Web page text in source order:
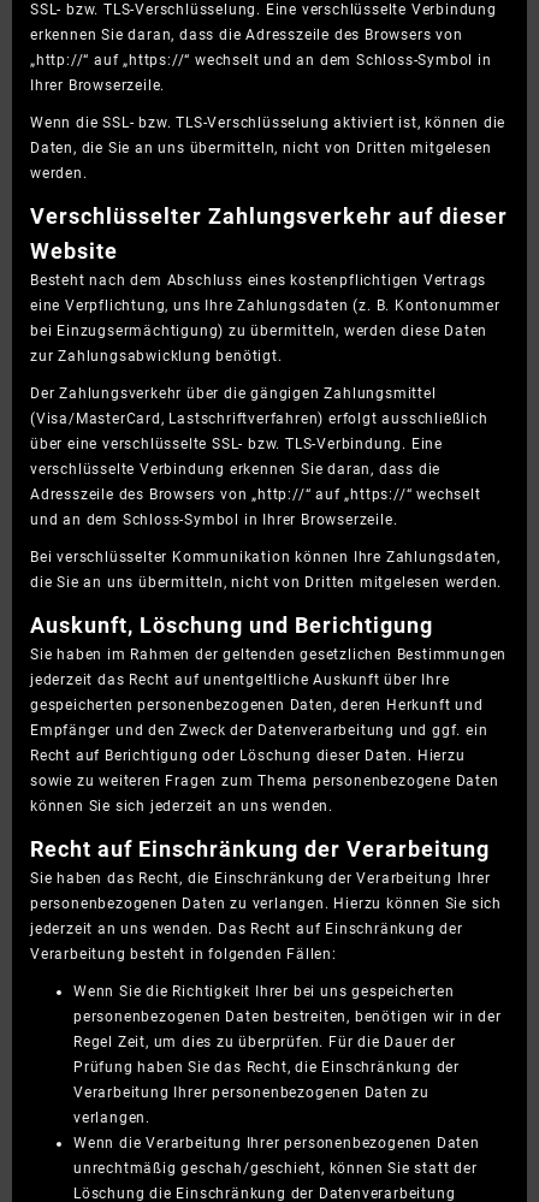
SSL- bzw. TLS-Verschlüsselung. Eine verschlüsselte Verbindung
erkennen Sie daran, dass die Adresszeile des Browsers von
„http://“ auf „https://“ wechselt und an dem Schloss-Symbol in
Ihrer Browserzeile.
Wenn die SSL- bzw. TLS-Verschlüsselung aktiviert ist, können die
Daten, die Sie an uns übermitteln, nicht von Dritten mitgelesen
werden.
Verschlüsselter Zahlungsverkehr auf dieser
Website
Besteht nach dem Abschluss eines kostenpflichtigen Vertrags
eine Verpflichtung, uns Ihre Zahlungsdaten (z. B. Kontonummer
bei Einzugsermächtigung) zu übermitteln, werden diese Daten
zur Zahlungsabwicklung benötigt.
Der Zahlungsverkehr über die gängigen Zahlungsmittel
(Visa/MasterCard, Lastschriftverfahren) erfolgt ausschließlich
über eine verschlüsselte SSL- bzw. TLS-Verbindung. Eine
verschlüsselte Verbindung erkennen Sie daran, dass die
Adresszeile des Browsers von „http://“ auf „https://“ wechselt
und an dem Schloss-Symbol in Ihrer Browserzeile.
Bei verschlüsselter Kommunikation können Ihre Zahlungsdaten,
die Sie an uns übermitteln, nicht von Dritten mitgelesen werden.
Auskunft, Löschung und Berichtigung
Sie haben im Rahmen der geltenden gesetzlichen Bestimmungen
jederzeit das Recht auf unentgeltliche Auskunft über Ihre
gespeicherten personenbezogenen Daten, deren Herkunft und
Empfänger und den Zweck der Datenverarbeitung und ggf. ein
Recht auf Berichtigung oder Löschung dieser Daten. Hierzu
sowie zu weiteren Fragen zum Thema personenbezogene Daten
können Sie sich jederzeit an uns wenden.
Recht auf Einschränkung der Verarbeitung
Sie haben das Recht, die Einschränkung der Verarbeitung Ihrer
personenbezogenen Daten zu verlangen. Hierzu können Sie sich
jederzeit an uns wenden. Das Recht auf Einschränkung der
Verarbeitung besteht in folgenden Fällen:
Wenn Sie die Richtigkeit Ihrer bei uns gespeicherten
personenbezogenen Daten bestreiten, benötigen wir in der
Regel Zeit, um dies zu überprüfen. Für die Dauer der
Prüfung haben Sie das Recht, die Einschränkung der
Verarbeitung Ihrer personenbezogenen Daten zu
verlangen.
Wenn die Verarbeitung Ihrer personenbezogenen Daten
unrechtmäßig geschah/geschieht, können Sie statt der
Löschung die Einschränkung der Datenverarbeitung